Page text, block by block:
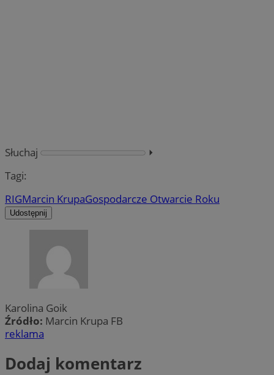
Słuchaj
⏵︎
Tagi:
RIGMarcin KrupaGospodarcze Otwarcie Roku
Udostępnij
Karolina Goik
Źródło: Marcin Krupa FB
reklama
Dodaj komentarz